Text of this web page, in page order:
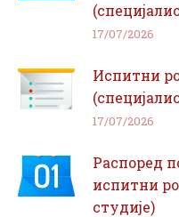
17/07/2026
Испитни
17/07/2026
Распоред
испитни
студије)